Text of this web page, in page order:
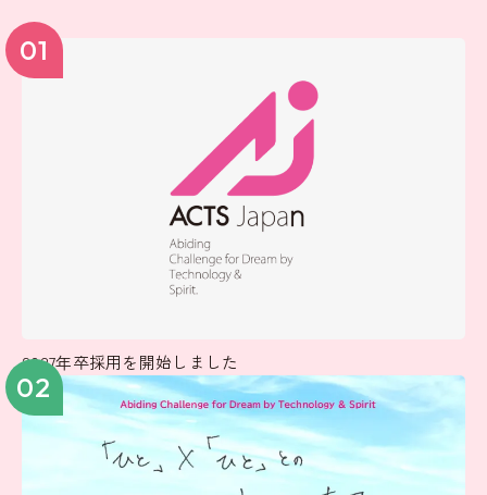
01
2027年卒採用を開始しました
02